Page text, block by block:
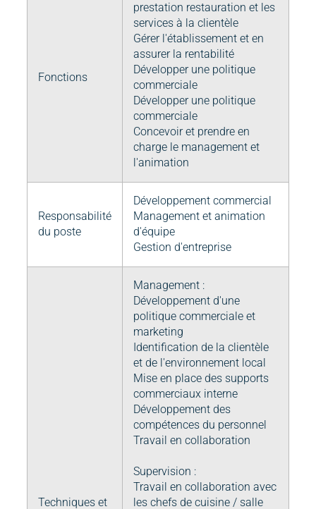
Fonctions
prestation restauration et les
services à la clientèle
Gérer l'établissement et en
assurer la rentabilité
Développer une politique
commerciale
Développer une politique
commerciale
Concevoir et prendre en
charge le management et
l'animation
Responsabilité
du poste
Développement commercial
Management et animation
d'équipe
Gestion d'entreprise
Techniques et
Management :
Développement d'une
politique commerciale et
marketing
Identification de la clientèle
et de l'environnement local
Mise en place des supports
commerciaux interne
Développement des
compétences du personnel
Travail en collaboration
Supervision :
Travail en collaboration avec
les chefs de cuisine / salle